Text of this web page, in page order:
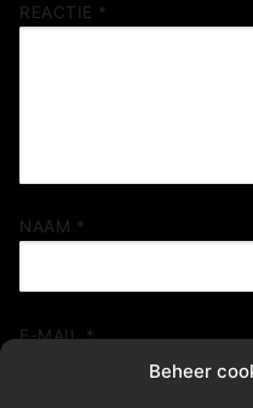
Beheer
REACTIE *
NAAM *
E-MAIL*